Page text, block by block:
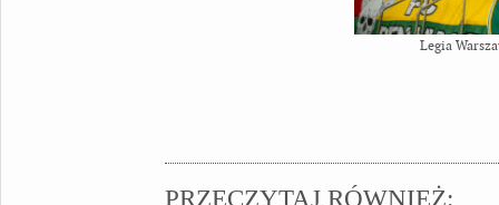
Legia
PRZECZYTAJ RÓWNIEŻ: